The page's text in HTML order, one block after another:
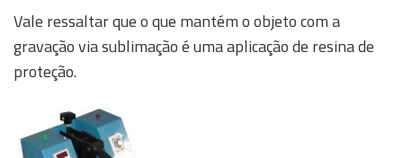
Vale ressaltar que o que mantém o objeto com a
gravação via sublimação é uma aplicação de resina de
proteção.